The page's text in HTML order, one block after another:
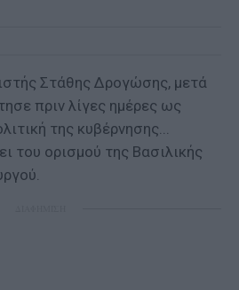
Στάθης Δρογώσης, μετά
πριν λίγες ημέρες ως
της κυβέρνησης...
του ορισμού της Βασιλικής